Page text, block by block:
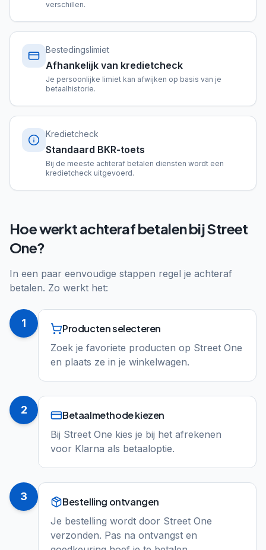
verschillen.
Bestedingslimiet
Afhankelijk van kredietcheck
Je persoonlijke limiet kan afwijken op basis van je
betaalhistorie.
Kredietcheck
Standaard BKR-toets
Bij de meeste achteraf betalen diensten wordt een
kredietcheck uitgevoerd.
Hoe werkt achteraf betalen bij Street
One?
In een paar eenvoudige stappen regel je achteraf
betalen. Zo werkt het:
1 Producten selecteren
Zoek je favoriete producten op Street One
en plaats ze in je winkelwagen.
2 Betaalmethode kiezen
Bij Street One kies je bij het afrekenen
voor Klarna als betaaloptie.
3 Bestelling ontvangen
Je bestelling wordt door Street One
verzonden. Pas na ontvangst en